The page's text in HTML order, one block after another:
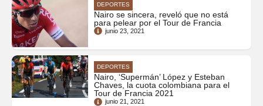
DEPORTES
Nairo se sincera, reveló que no está
para pelear por el Tour de Francia
junio 23, 2021
DEPORTES
Nairo, ‘Supermán’ López y Esteban
Chaves, la cuota colombiana para el
Tour de Francia 2021
junio 21, 2021